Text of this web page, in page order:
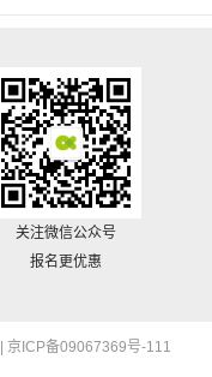
关注微信公众号
报名更优惠
京ICP备09067369号-111